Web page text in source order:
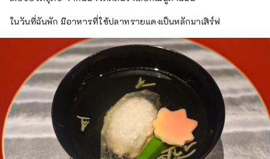
ในวันที่ฉันพัก มีอาหารที่ใช้ปลาทรายแดงเป็นหลักมาเสิร์ฟ